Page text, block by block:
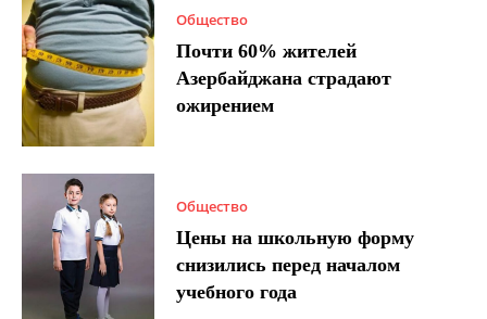
Общество
Почти 60% жителей
Азербайджана страдают
ожирением
Общество
Цены на школьную форму
снизились перед началом
учебного года